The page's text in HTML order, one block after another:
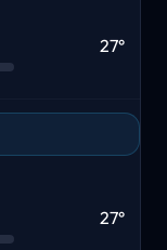
27°
27°